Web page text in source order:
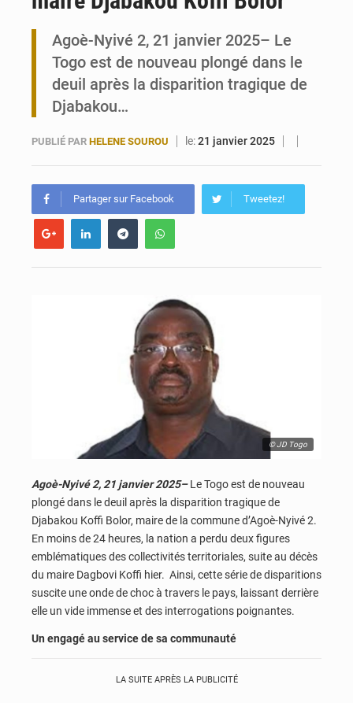
Victoire Dogbé prône l’engagement politique des femmes à Kigali
Agoè-Nyivé 2, 21 janvier 2025– Le
Togo est de nouveau plongé dans le
deuil après la disparition tragique de
Djabakou…
PUBLIÉ PAR HELENE SOUROU le:21 janvier 2025
Partager sur Facebook Tweetez!
© JD Togo
Agoè-Nyivé 2, 21 janvier 2025–Le Togo est de nouveau
plongé dans le deuil après la disparition tragique de
Djabakou Koffi Bolor, maire de la commune d’Agoè-Nyivé 2.
En moins de 24 heures, la nation a perdu deux figures
emblématiques des collectivités territoriales, suite au décès
du maire Dagbovi Koffi hier. Ainsi, cette série de disparitions
suscite une onde de choc à travers le pays, laissant derrière
elle un vide immense et des interrogations poignantes.
Un engagé au service de sa communauté
LA SUITE APRÈS LA PUBLICITÉ